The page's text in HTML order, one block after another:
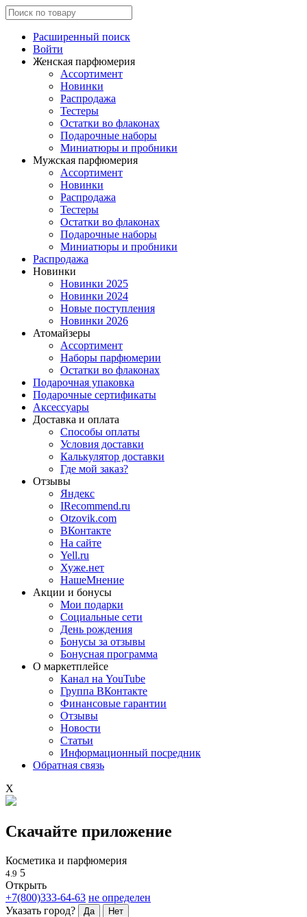
Расширенный поиск
Войти
Женская парфюмерия
Ассортимент
Новинки
Распродажа
Тестеры
Остатки во флаконах
Подарочные наборы
Миниатюры и пробники
Мужская парфюмерия
Ассортимент
Новинки
Распродажа
Тестеры
Остатки во флаконах
Подарочные наборы
Миниатюры и пробники
Распродажа
Новинки
Новинки 2025
Новинки 2024
Новые поступления
Новинки 2026
Атомайзеры
Ассортимент
Наборы парфюмерии
Остатки во флаконах
Подарочная упаковка
Подарочные сертификаты
Аксессуары
Доставка и оплата
Способы оплаты
Условия доставки
Калькулятор доставки
Где мой заказ?
Отзывы
Яндекс
IRecommend.ru
Otzovik.com
ВКонтакте
На сайте
Yell.ru
Хуже.нет
НашеМнение
Акции и бонусы
Мои подарки
Социальные сети
День рождения
Бонусы за отзывы
Бонусная программа
О маркетплейсе
Канал на YouTube
Группа ВКонтакте
Финансовые гарантии
Отзывы
Новости
Статьи
Информационный посредник
Обратная связь
X
Скачайте приложение
Косметика и парфюмерия
4.9 5
Открыть
+7(800)333-64-63 не определен
Указать город?
Да Нет